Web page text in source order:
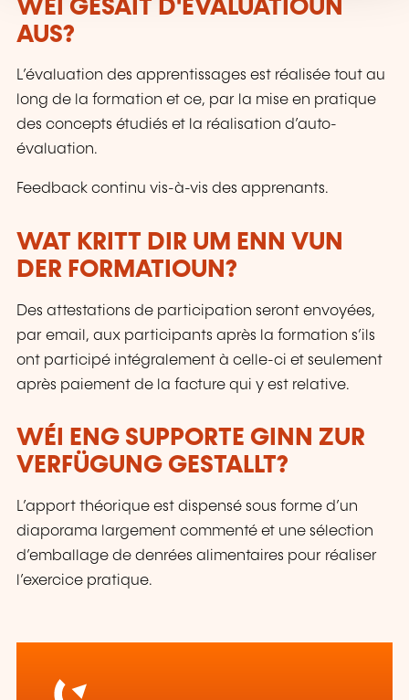
WÉI GESÄIT D'EVALUATIOUN
AUS?
L’évaluation des apprentissages est réalisée tout au
long de la formation et ce, par la mise en pratique
des concepts étudiés et la réalisation d’auto-
évaluation.
Feedback continu vis-à-vis des apprenants.
WAT KRITT DIR UM ENN VUN
DER FORMATIOUN?
Des attestations de participation seront envoyées,
par email, aux participants après la formation s’ils
ont participé intégralement à celle-ci et seulement
après paiement de la facture qui y est relative.
WÉI ENG SUPPORTE GINN ZUR
VERFÜGUNG GESTALLT?
L’apport théorique est dispensé sous forme d’un
diaporama largement commenté et une sélection
d’emballage de denrées alimentaires pour réaliser
l’exercice pratique.